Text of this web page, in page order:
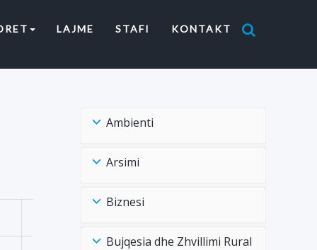
LAJME STAFI KONTAKT
Ambienti
Arsimi
Biznesi
Bujqesia dhe Zhvillimi Rural